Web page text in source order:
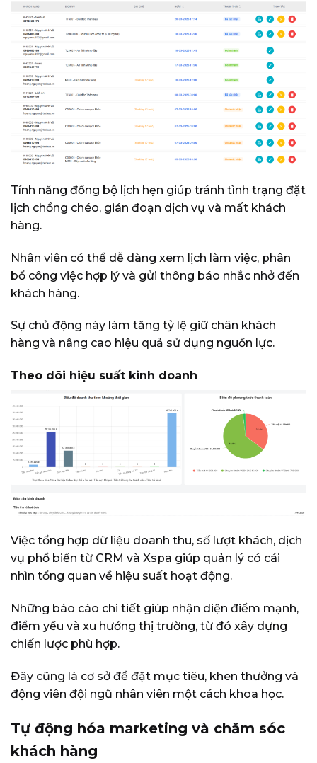
Tính năng đồng bộ lịch hẹn giúp tránh tình trạng đặt
lịch chồng chéo, gián đoạn dịch vụ và mất khách
hàng.
Nhân viên có thể dễ dàng xem lịch làm việc, phân
bổ công việc hợp lý và gửi thông báo nhắc nhở đến
khách hàng.
Sự chủ động này làm tăng tỷ lệ giữ chân khách
hàng và nâng cao hiệu quả sử dụng nguồn lực.
Theo dõi hiệu suất kinh doanh
Việc tổng hợp dữ liệu doanh thu, số lượt khách, dịch
vụ phổ biến từ CRM và Xspa giúp quản lý có cái
nhìn tổng quan về hiệu suất hoạt động.
Những báo cáo chi tiết giúp nhận diện điểm mạnh,
điểm yếu và xu hướng thị trường, từ đó xây dựng
chiến lược phù hợp.
Đây cũng là cơ sở để đặt mục tiêu, khen thưởng và
động viên đội ngũ nhân viên một cách khoa học.
Tự động hóa marketing và chăm sóc
khách hàng